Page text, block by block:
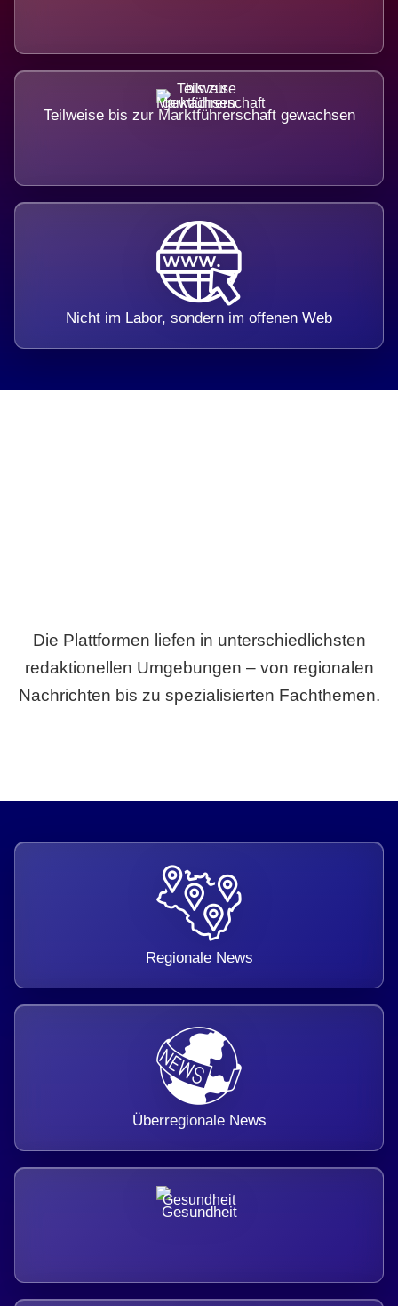
Teilweise bis zur Marktführerschaft gewachsen
Nicht im Labor, sondern im offenen Web
Die Plattformen liefen in unterschiedlichsten
redaktionellen Umgebungen – von regionalen
Nachrichten bis zu spezialisierten Fachthemen.
Regionale News
Überregionale News
Gesundheit